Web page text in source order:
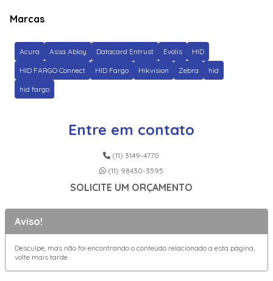
Marcas
Acura Assa Abloy Datacard Entrust Evolis HID
HID FARGO Connect HID Fargo Hikvision Zebra hid
hid fargo
Entre em contato
(11) 3149-4770
(11) 98430-3595
SOLICITE UM ORÇAMENTO
Aviso!
Desculpe, mas não foi encontrando o conteúdo relacionado a esta página,
volte mais tarde